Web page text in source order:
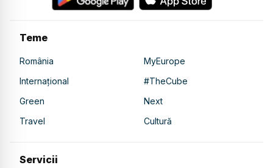
Teme
România
MyEurope
Internațional
#TheCube
Green
Next
Travel
Cultură
Servicii